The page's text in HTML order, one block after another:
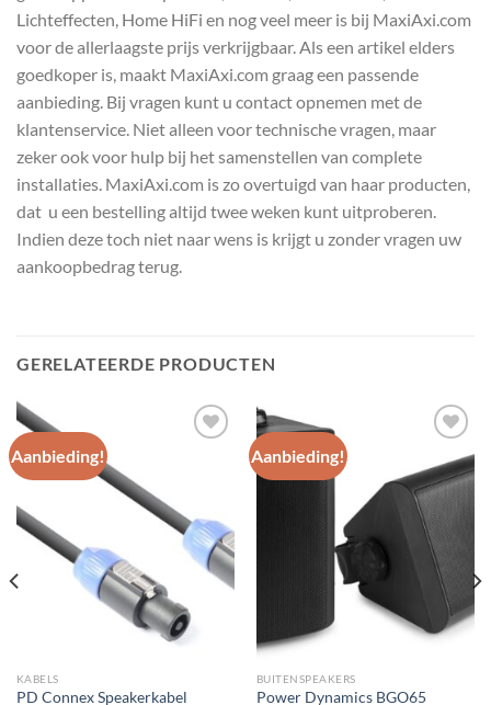
Lichteffecten, Home HiFi en nog veel meer is bij MaxiAxi.com
voor de allerlaagste prijs verkrijgbaar. Als een artikel elders
goedkoper is, maakt MaxiAxi.com graag een passende
aanbieding. Bij vragen kunt u contact opnemen met de
klantenservice. Niet alleen voor technische vragen, maar
zeker ook voor hulp bij het samenstellen van complete
installaties. MaxiAxi.com is zo overtuigd van haar producten,
dat u een bestelling altijd twee weken kunt uitproberen.
Indien deze toch niet naar wens is krijgt u zonder vragen uw
aankoopbedrag terug.
GERELATEERDE PRODUCTEN
Aanbieding!
wenslijst
KABELS
PD Connex Speakerkabel
Aanbieding!
Toevoegen
aan
wenslijst
BUITENSPEAKERS
Power Dynamics BGO65